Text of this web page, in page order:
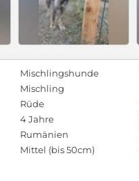
Mischlingshunde
Mischling
Rüde
4 Jahre
Rumänien
Mittel (bis 50cm)